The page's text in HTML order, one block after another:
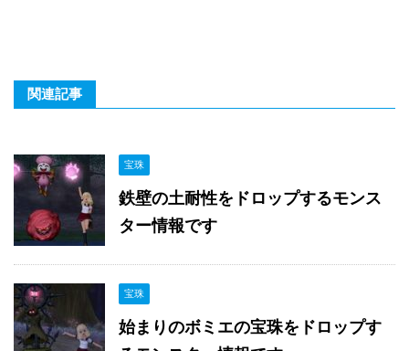
関連記事
宝珠
鉄壁の土耐性をドロップするモンス
ター情報です
宝珠
始まりのボミエの宝珠をドロップす